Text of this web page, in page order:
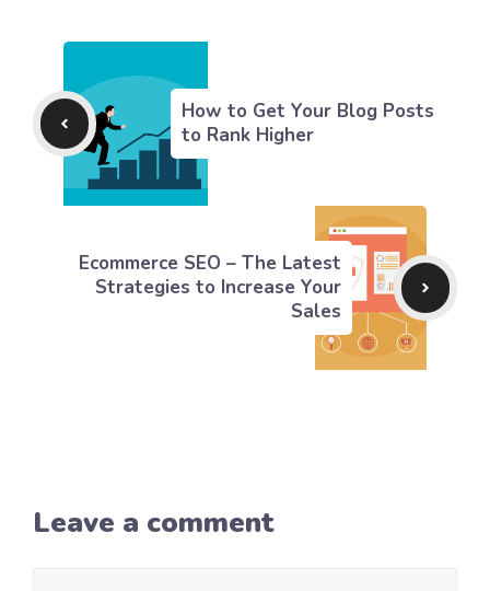
How to Get Your Blog Posts
to Rank Higher
Ecommerce SEO – The Latest
Strategies to Increase Your
Sales
Leave a comment